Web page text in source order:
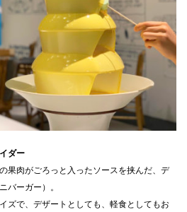
ダー
果肉がごろっと入ったソースを挟んだ、デ
バーガー）。
ズで、デザートとしても、軽食としてもお